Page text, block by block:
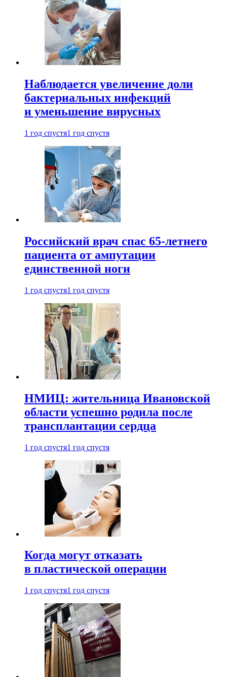
Наблюдается увеличение доли
бактериальных инфекций
и уменьшение вирусных
1 год спустя1 год спустя
Российский врач спас 65-летнего
пациента от ампутации
единственной ноги
1 год спустя1 год спустя
НМИЦ: жительница Ивановской
области успешно родила после
трансплантации сердца
1 год спустя1 год спустя
Когда могут отказать
в пластической операции
1 год спустя1 год спустя